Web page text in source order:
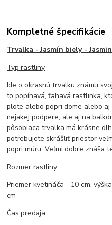
Kompletné špecifikácie
Trvalka - Jasmín biely -
Typ rastliny
Ide o okrasnú trvalku známu
to popínavá, ťahavá rastlinka,
plote alebo popri dome alebo
nejakej podpere, ale aj na
pôsobiaca trvalka má krásne
potrebujete skrášliť priestor
popri múru. Veľmi dobre znáša
Rozmer rastliny
Priemer kvetináča - 10 cm,
cm
Čas predaja